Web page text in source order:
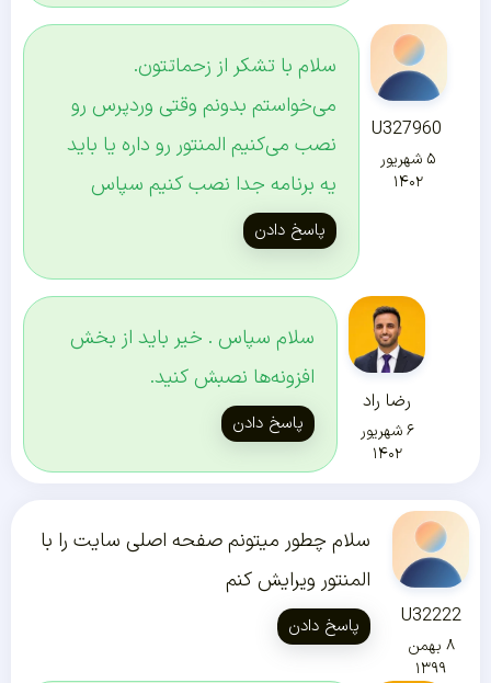
U327960
۵ شهریور
۱۴۰۲
سلام با تشکر از زحماتتون.
می‌خواستم بدونم وقتی وردپرس رو
نصب می‌کنیم المنتور رو داره یا باید
یه برنامه جدا نصب کنیم سپاس
پاسخ دادن
رضا راد
۶ شهریور
۱۴۰۲
سلام سپاس . خیر باید از بخش
افزونه‌ها نصبش کنید.
پاسخ دادن
U32222
۸ بهمن
۱۳۹۹
سلام چطور میتونم صفحه اصلی سایت را با
المنتور ویرایش کنم
پاسخ دادن